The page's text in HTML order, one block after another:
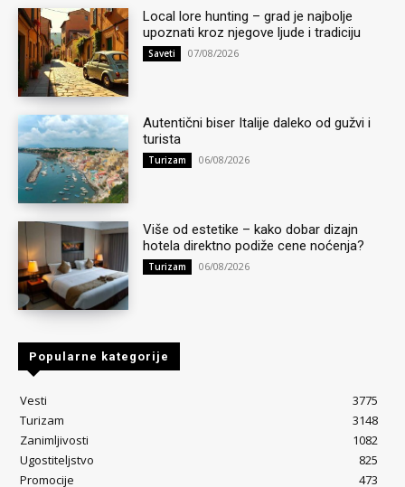
Local lore hunting – grad je najbolje
upoznati kroz njegove ljude i tradiciju
Saveti 07/08/2026
Autentični biser Italije daleko od gužvi i
turista
Turizam 06/08/2026
Više od estetike – kako dobar dizajn
hotela direktno podiže cene noćenja?
Turizam 06/08/2026
Popularne kategorije
Vesti
3775
Turizam
3148
Zanimljivosti
1082
Ugostiteljstvo
825
Promocije
473